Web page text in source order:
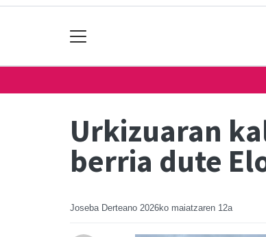
Urkizuaran
berria dute
Joseba Derteano 2026ko maiatzaren 12a